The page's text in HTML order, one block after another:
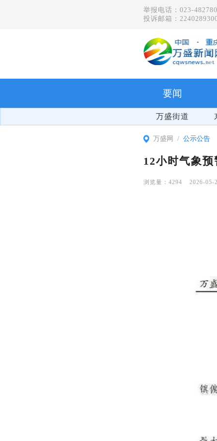
举报电话：023-
投诉邮箱：
要闻
万盛街道
万盛网 公示公告
12小时气象预
4294 2026-05-